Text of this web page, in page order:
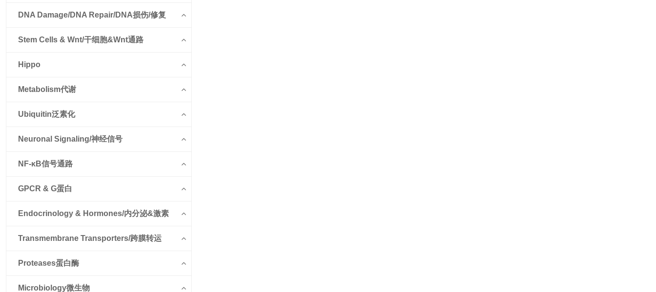
DNA Damage/DNA Repair/DNA损伤/修复
Stem Cells & Wnt/干细胞&Wnt通路
Hippo
Metabolism代谢
Ubiquitin泛素化
Neuronal Signaling/神经信号
NF-κB信号通路
GPCR & G蛋白
Endocrinology & Hormones/内分泌&激素
Transmembrane Transporters/跨膜转运
Proteases蛋白酶
Microbiology微生物